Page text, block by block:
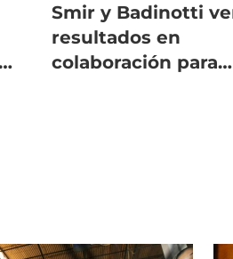
Smir y Badinotti
resultados en
colaboración para